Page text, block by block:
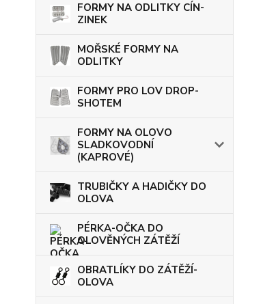
FORMY NA ODLITKY CÍN-
ZINEK
MOŘSKÉ FORMY NA
ODLITKY
FORMY PRO LOV DROP-
SHOTEM
FORMY NA OLOVO
SLADKOVODNÍ
(KAPROVÉ)
TRUBIČKY A HADIČKY DO
OLOVA
PÉRKA-OČKA DO
OLOVĚNÝCH ZÁTĚŽÍ
OBRATLÍKY DO ZÁTĚŽÍ-
OLOVA